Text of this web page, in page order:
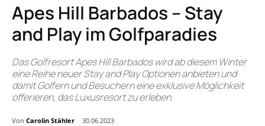
Apes Hill Barbados – Stay
and Play im Golfparadies
Das Golfresort Apes Hill Barbados wird ab diesem Winter
eine Reihe neuer Stay and Play Optionen anbieten und
damit Golfern und Besuchern eine exklusive Möglichkeit
offerieren, das Luxusresort zu erleben.
Von Carolin Stähler 30.06.2023